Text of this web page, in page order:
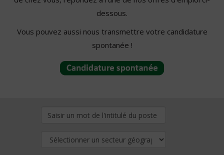
dessous.
Vous pouvez aussi nous transmettre votre candidature
spontanée !